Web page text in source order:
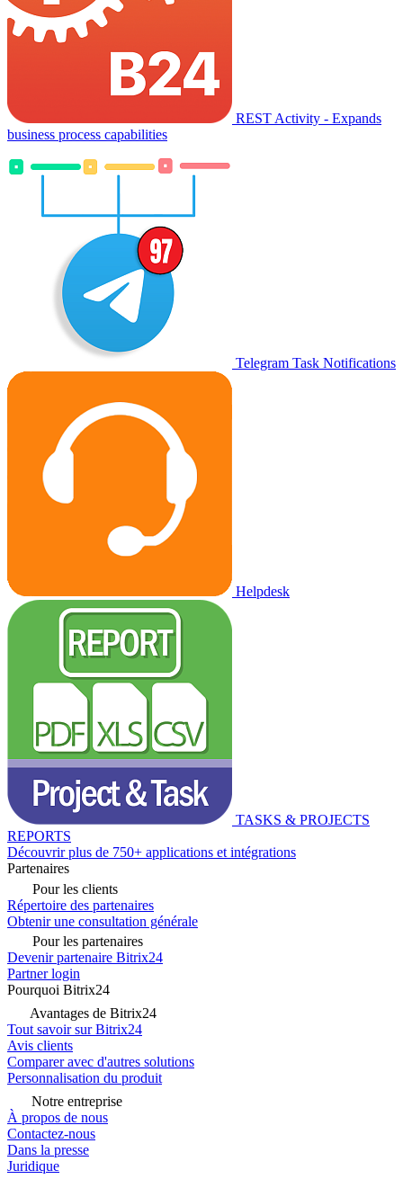
REST Activity - Expands
business process capabilities
Telegram Task Notifications
Helpdesk
TASKS & PROJECTS
REPORTS
Découvrir plus de 750+ applications et intégrations
Partenaires
Pour les clients
Répertoire des partenaires
Obtenir une consultation générale
Pour les partenaires
Devenir partenaire Bitrix24
Partner login
Pourquoi Bitrix24
Avantages de Bitrix24
Tout savoir sur Bitrix24
Avis clients
Comparer avec d'autres solutions
Personnalisation du produit
Notre entreprise
À propos de nous
Contactez-nous
Dans la presse
Juridique